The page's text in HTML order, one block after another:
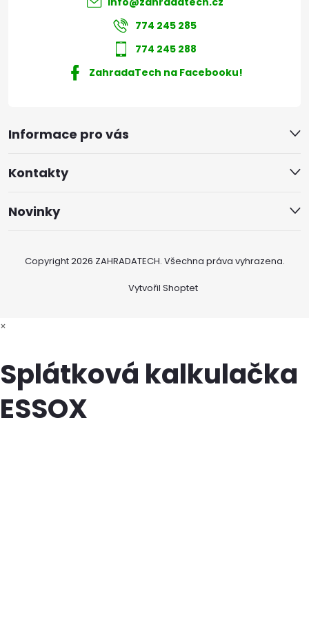
Informace pro vás
Kontakty
Novinky
774 245 285
774 245 288
ZahradaTech na Facebooku!
Vytvořil Shoptet
Copyright 2026 ZAHRADATECH. Všechna práva vyhrazena.
×
Splátková kalkulačka
ESSOX